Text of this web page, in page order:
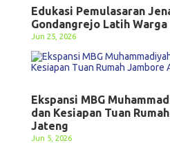
Edukasi Pemulasaran
Gondangrejo Latih
Jun 25, 2026
Ekspansi MBG
dan Kesiapan Tuan
Jateng
Jun 5, 2026